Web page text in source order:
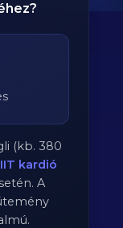
(kb. 380
kardió
A